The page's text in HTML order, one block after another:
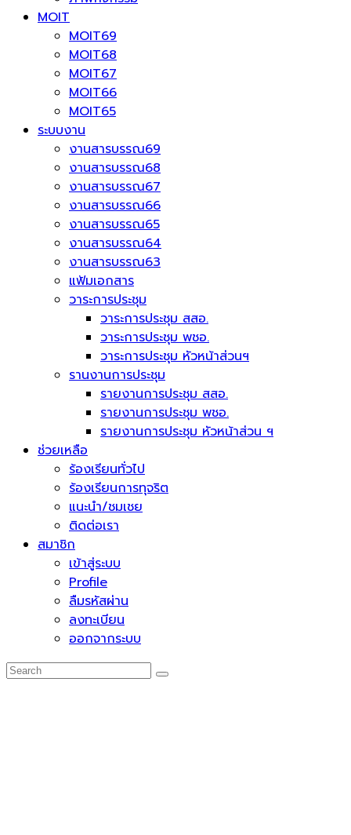
MOIT
MOIT69
MOIT68
MOIT67
MOIT66
MOIT65
ระบบงาน
งานสารบรรณ69
งานสารบรรณ68
งานสารบรรณ67
งานสารบรรณ66
งานสารบรรณ65
งานสารบรรณ64
งานสารบรรณ63
แฟ้มเอกสาร
วาระการประชุม
วาระการประชุม สสอ.
วาระการประชุม พชอ.
วาระการประชุม หัวหน้าส่วนฯ
รานงานการประชุม
รายงานการประชุม สสอ.
รายงานการประชุม พชอ.
รายงานการประชุม หัวหน้าส่วน ฯ
ช่วยเหลือ
ร้องเรียนทั่วไป
ร้องเรียนการทุจริต
แนะนำ/ชมเชย
ติดต่อเรา
สมาชิก
เข้าสู่ระบบ
Profile
ลืมรหัสผ่าน
ลงทะเบียน
ออกจากระบบ